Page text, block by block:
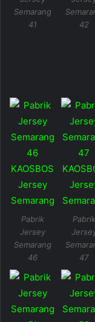
Semarang
41
42
Pabrik
Jersey
Semarang
46
Pabrik
47